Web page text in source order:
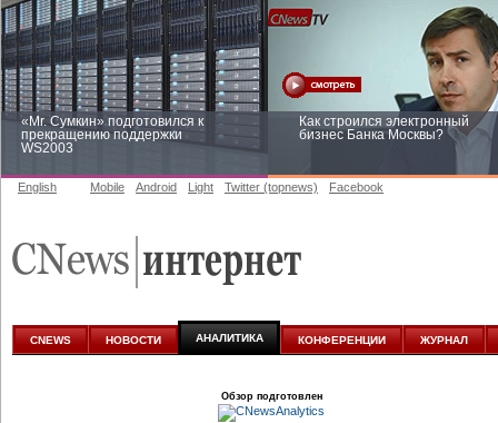
«Mr. Сумкин» подготовился к
прекращению поддержки
WS2003
Как строился электронный
бизнес Банка Москвы?
аналитике
English Mobile Android Light Twitter (topnews) Facebook
CNEWS НОВОСТИ АНАЛИТИКА КОНФЕРЕНЦИИ ЖУРНАЛ
Обзор подготовлен